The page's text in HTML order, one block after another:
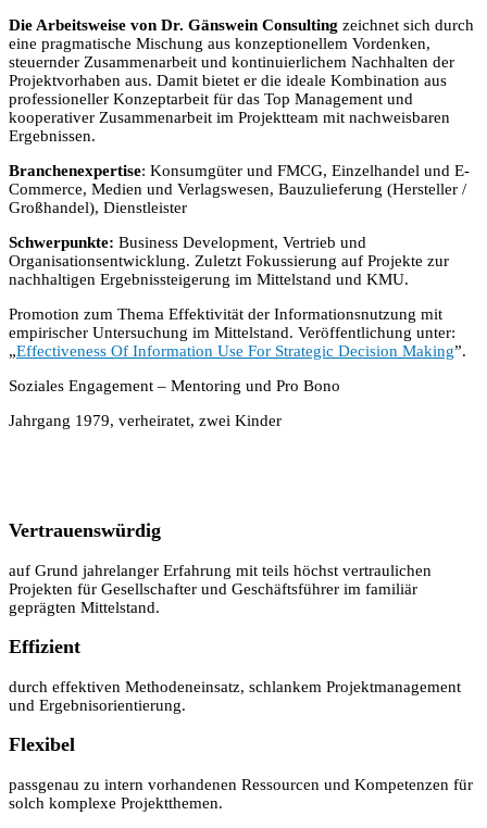
Die Arbeitsweise von Dr. Gänswein Consulting zeichnet sich durch
eine pragmatische Mischung aus konzeptionellem Vordenken,
steuernder Zusammenarbeit und kontinuierlichem Nachhalten der
Projektvorhaben aus. Damit bietet er die ideale Kombination aus
professioneller Konzeptarbeit für das Top Management und
kooperativer Zusammenarbeit im Projektteam mit nachweisbaren
Ergebnissen.
Branchenexpertise: Konsumgüter und FMCG, Einzelhandel und E-
Commerce, Medien und Verlagswesen, Bauzulieferung (Hersteller /
Großhandel), Dienstleister
Schwerpunkte: Business Development, Vertrieb und
Organisationsentwicklung. Zuletzt Fokussierung auf Projekte zur
nachhaltigen Ergebnissteigerung im Mittelstand und KMU.
Promotion zum Thema Effektivität der Informationsnutzung mit
empirischer Untersuchung im Mittelstand. Veröffentlichung unter:
„Effectiveness Of Information Use For Strategic Decision Making”.
Soziales Engagement – Mentoring und Pro Bono
Jahrgang 1979, verheiratet, zwei Kinder
Vertrauenswürdig
auf Grund jahrelanger Erfahrung mit teils höchst vertraulichen
Projekten für Gesellschafter und Geschäftsführer im familiär
geprägten Mittelstand.
Effizient
durch effektiven Methodeneinsatz, schlankem Projektmanagement
und Ergebnisorientierung.
Flexibel
passgenau zu intern vorhandenen Ressourcen und Kompetenzen für
solch komplexe Projektthemen.